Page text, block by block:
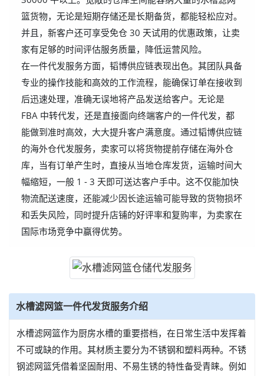
篮货物，无论是短期存储还是长期备货，都能轻松应对。
并且，新客户还可享受免仓 30 天试用的优惠政策，让卖
家有足够的时间评估服务质量，降低运营风险。
在一件代发服务方面，韬博供应链表现出色。其团队具备
专业的操作技能和高效的工作流程，能确保订单在接收到
后迅速处理，准确无误地将产品发送给客户。无论是
FBA 中转代发，还是直接面向终端客户的一件代发，都
能做到准时高效，大大提升客户满意度。通过韬博供应链
的海外仓代发服务，卖家可以将货物提前存储在海外仓
库，当有订单产生时，直接从当地仓库发货，运输时间大
幅缩短，一般 1 - 3 天即可送达客户手中。这不仅能加快
物流配送速度，还能减少因长途运输可能导致的货物损坏
和丢失风险，同时提升店铺的好评率和复购率，为卖家在
国际市场竞争中赢得优势。
水槽滤网篮一件代发货服务介绍
水槽滤网篮作为厨房水槽的重要搭档，在日常生活中发挥着
不可或缺的作用。其材质主要分为不锈钢和塑料两种。不锈
钢滤网篮凭借着坚固耐用、不易生锈的特性备受青睐。例如